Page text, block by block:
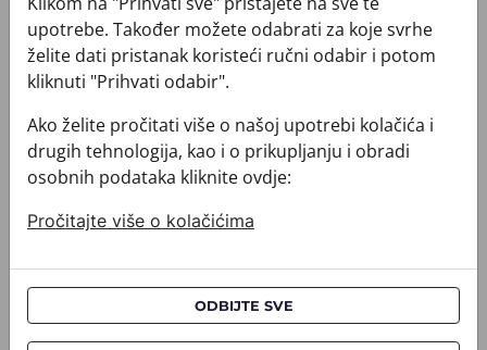
upotrebe. Također možete odabrati za koje svrhe
želite dati pristanak koristeći ručni odabir i potom
kliknuti "Prihvati odabir".
Ako želite pročitati više o našoj upotrebi kolačića i
drugih tehnologija, kao i o prikupljanju i obradi
osobnih podataka kliknite ovdje:
Pročitajte više o kolačićima
ODBIJTE SVE